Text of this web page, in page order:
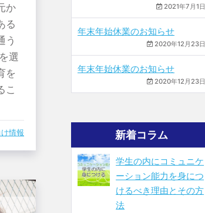
か
る
う
選
を
こ
情報
2021年7月1日
年末年始休業のお知らせ
2020年12月23日
年末年始休業のお知らせ
2020年12月23日
新着コラム
学生の内にコミュニケ
ーション能力を身につ
けるべき理由とその方
法